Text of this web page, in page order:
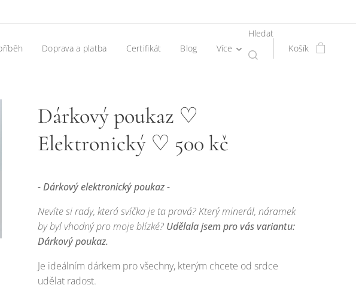
Doprava a platba Certifikát Blog Více
Hledat
Košík
Dárkový poukaz ♡
Elektronický ♡ 500 kč
- Dárkový elektronický poukaz -
Nevíte si rady, která svíčka je ta pravá? Který minerál, náramek
by byl vhodný pro moje blízké? Udělala jsem pro vás variantu:
Dárkový poukaz.
Je ideálním dárkem pro všechny, kterým chcete od srdce
udělat radost.